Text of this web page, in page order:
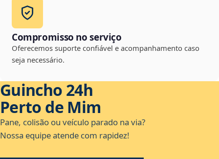
Compromisso no serviço
Oferecemos suporte confiável e acompanhamento caso
seja necessário.
Guincho 24h
Perto de Mim
Pane, colisão ou veículo parado na via?
Nossa equipe atende com rapidez!